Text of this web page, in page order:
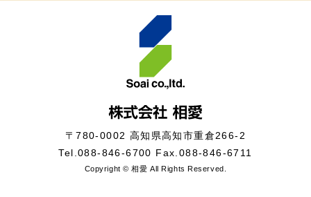
〒780-0002 高知県高知市重倉266-2
Tel. 088-846-6700 Fax.088-846-6711
Copyright © 相愛 All Rights Reserved.